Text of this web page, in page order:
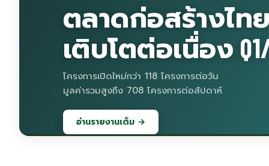
ตลาดก่อสร้างไท
เติบโตต่อเนื่อง
โครงการเปิดใหม่กว่า 118 โครงการต่อวัน
มูลค่ารวมสูงถึง 708 โครงการต่อสัปดาห์
อ่านรายงานเต็ม →